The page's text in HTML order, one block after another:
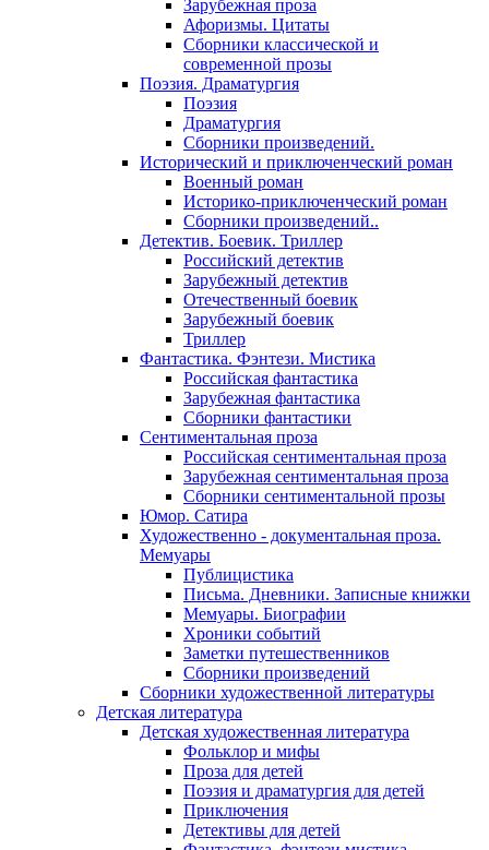
Зарубежная проза
Афоризмы. Цитаты
Сборники классической и
современной прозы
Поэзия. Драматургия
Поэзия
Драматургия
Сборники произведений.
Исторический и приключенческий роман
Военный роман
Историко-приключенческий роман
Сборники произведений..
Детектив. Боевик. Триллер
Российский детектив
Зарубежный детектив
Отечественный боевик
Зарубежный боевик
Триллер
Фантастика. Фэнтези. Мистика
Российская фантастика
Зарубежная фантастика
Сборники фантастики
Сентиментальная проза
Российская сентиментальная проза
Зарубежная сентиментальная проза
Сборники сентиментальной прозы
Юмор. Сатира
Художественно - документальная проза.
Мемуары
Публицистика
Письма. Дневники. Записные книжки
Мемуары. Биографии
Хроники событий
Заметки путешественников
Сборники произведений
Сборники художественной литературы
Детская литература
Детская художественная литература
Фольклор и мифы
Проза для детей
Поэзия и драматургия для детей
Приключения
Детективы для детей